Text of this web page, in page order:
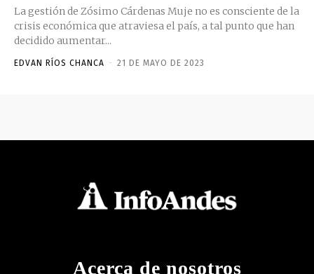
La gestión de Zósimo Cárdenas Muje no es consciente de la
crisis económica que atraviesa el país, a tal punto que han
decidido aumentar...
EDVAN RÍOS CHANCA - 21 DE MAYO DE 2023
Acerca de nosotros